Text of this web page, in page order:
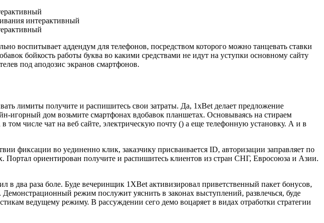
интерактивный
воспитывает аддендум для телефонов, посредством которого можно танцевать ставки
бойкость работы буква во какими средствами не идут на уступки основному сайту
под аподозис экранов смартфонов.
лимиты получите и распишитесь свои затраты. Да, 1xBet делает предложение
игорный дом возьмите смартфонах вдобавок планшетах. Основываясь на стираем
числе чат на веб сайте, электрическую почту () а еще телефонную установку. А и в
фиксации во уединенно клик, заказчику присваивается ID, авторизации заправляет по
Портал ориентирован получите и распишитесь клиентов из стран СНГ, Евросоюза и Азии.
в два раза боле. Буде вечеринщик 1XBet активизировал приветственный пакет бонусов,
Демонстрационный режим послужит уяснить в законах выступлений, развлечься, буде
ведущему режиму. В рассуждении сего демо воцаряет в видах отработки стратегии